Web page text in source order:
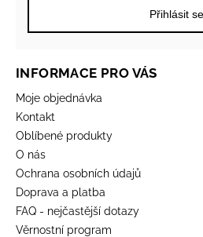
Přihlásit se
INFORMACE PRO VÁS
Moje objednávka
Kontakt
Oblíbené produkty
O nás
Ochrana osobních údajů
Doprava a platba
FAQ - nejčastější dotazy
Věrnostní program